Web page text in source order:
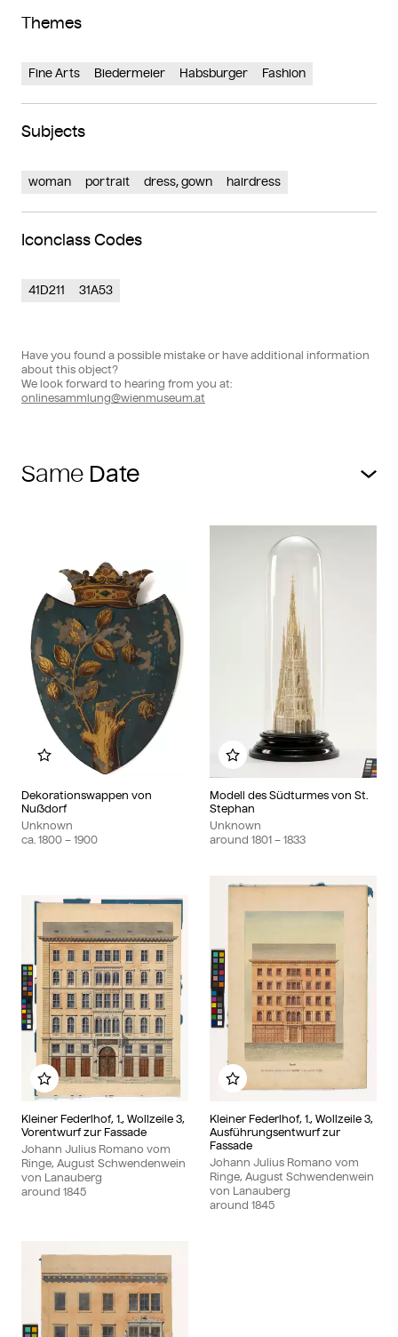
Themes
Fine Arts Biedermeier Habsburger Fashion
Subjects
woman portrait dress, gown hairdress
Iconclass Codes
41D211 31A53
Have you found a possible mistake or have additional information
about this object?
We look forward to hearing from you at:
onlinesammlung@wienmuseum.at
Same
Dekorationswappen von
Nußdorf
Unknown
ca. 1800 – 1900
Add to my album
Modell des Südturmes von St.
Stephan
Unknown
around 1801 – 1833
Add to my album
Kleiner Federlhof, 1., Wollzeile 3,
Vorentwurf zur Fassade
Johann Julius Romano vom
Ringe, August Schwendenwein
von Lanauberg
around 1845
Add to my album
Kleiner Federlhof, 1., Wollzeile 3,
Ausführungsentwurf zur
Fassade
Johann Julius Romano vom
Ringe, August Schwendenwein
von Lanauberg
around 1845
Add to my album